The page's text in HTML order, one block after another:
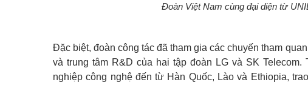
Đoàn Việt Nam cùng đại diện từ
Đặc biệt, đoàn công tác đã tham gia các chuyến tham
và trung tâm R&D của hai tập đoàn LG và SK
nghiệp công nghệ đến từ Hàn Quốc, Lào và Ethiopia,